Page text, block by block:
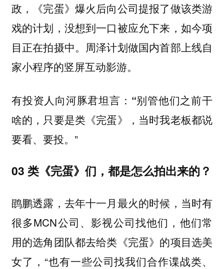
政，《完蛋》爆火后向公司提报了做该类游
戏的计划，没想到一口被应允下来，如今项
目正在拍摄中。周泽计划做国内首部上线自
家小程序的竖屏互动影游。
有投资人向河豚君坦言：“别管他们之前干
啥的，只要是类《完蛋》，当时我老板都说
要看、要投。 ”
03 类《完蛋》们，都是怎么拍出来的？
鹍鹏透露，去年十一月最火的时候，当时有
很多MCN公司、影视公司找他们，他们常
用的选角团队都去给类《完蛋》的项目选美
女了，“也有一些公司找我们合作谍战类、